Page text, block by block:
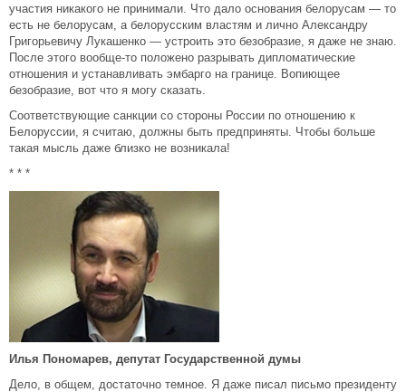
участия никакого не принимали. Что дало основания белорусам — то
есть не белорусам, а белорусским властям и лично Александру
Григорьевичу Лукашенко — устроить это безобразие, я даже не знаю.
После этого вообще-то положено разрывать дипломатические
отношения и устанавливать эмбарго на границе. Вопиющее
безобразие, вот что я могу сказать.
Соответствующие санкции со стороны России по отношению к
Белоруссии, я считаю, должны быть предприняты. Чтобы больше
такая мысль даже близко не возникала!
* * *
Илья Пономарев, депутат Государственной думы
Дело, в общем, достаточно темное. Я даже писал письмо президенту